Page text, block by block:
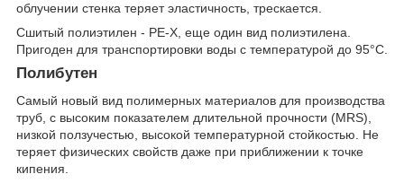
облучении стенка теряет эластичность, трескается.
Сшитый полиэтилен - РЕ-Х, еще один вид полиэтилена.
Пригоден для транспортировки воды с температурой до 95°С.
Полибутен
Самый новый вид полимерных материалов для производства
труб, с высоким показателем длительной прочности (MRS),
низкой ползучестью, высокой температурной стойкостью. Не
теряет физических свойств даже при приближении к точке
кипения.